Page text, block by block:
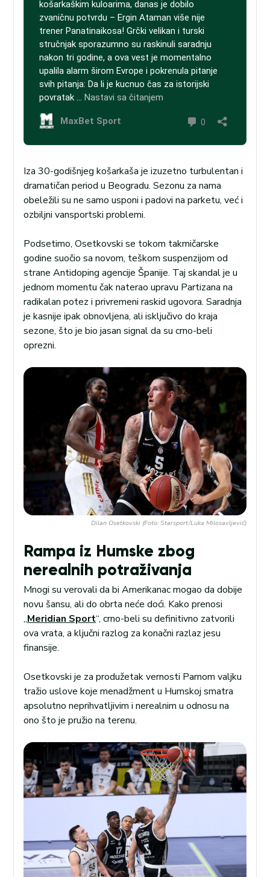
Iza 30-godišnjeg košarkaša je izuzetno turbulentan i
dramatičan period u Beogradu. Sezonu za nama
obeležili su ne samo usponi i padovi na parketu, već i
ozbiljni vansportski problemi.
Podsetimo, Osetkovski se tokom takmičarske
godine suočio sa novom, teškom suspenzijom od
strane Antidoping agencije Španije. Taj skandal je u
jednom momentu čak naterao upravu Partizana na
radikalan potez i privremeni raskid ugovora. Saradnja
je kasnije ipak obnovljena, ali isključivo do kraja
sezone, što je bio jasan signal da su crno-beli
oprezni.
Dilan Osetkovski (Foto: Starsport/Luka Milosavljević)
Rampa iz Humske zbog
nerealnih potraživanja
Mnogi su verovali da bi Amerikanac mogao da dobije
novu šansu, ali do obrta neće doći. Kako prenosi
„Meridian Sport“, crno-beli su definitivno zatvorili
ova vrata, a ključni razlog za konačni razlaz jesu
finansije.
Osetkovski je za produžetak vernosti Parnom valjku
tražio uslove koje menadžment u Humskoj smatra
apsolutno neprihvatljivim i nerealnim u odnosu na
ono što je pružio na terenu.